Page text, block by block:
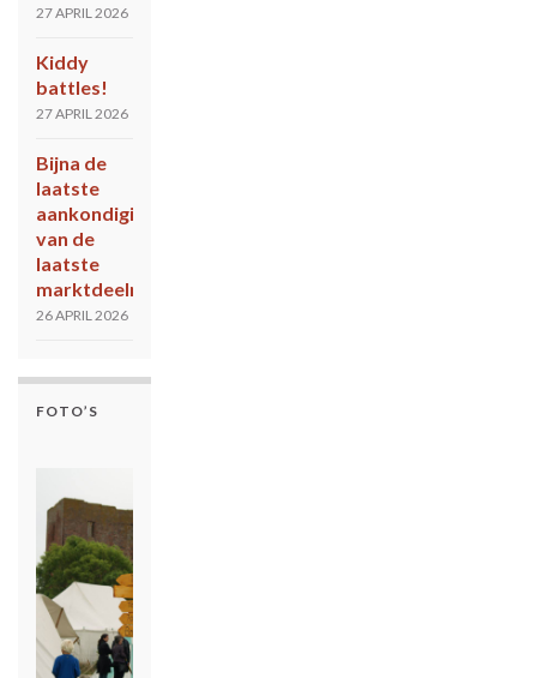
27 APRIL 2026
Kiddy
battles!
27 APRIL 2026
Bijna de
laatste
aankondiging
van de
laatste
marktdeelnemers!
26 APRIL 2026
FOTO’S